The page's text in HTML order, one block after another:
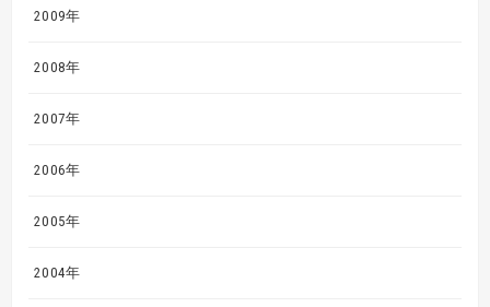
2009年
2008年
2007年
2006年
2005年
2004年